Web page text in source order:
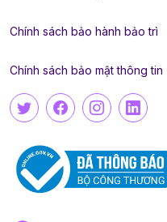
Chính sách bảo hành bảo trì
Chính sách bảo mật thông tin